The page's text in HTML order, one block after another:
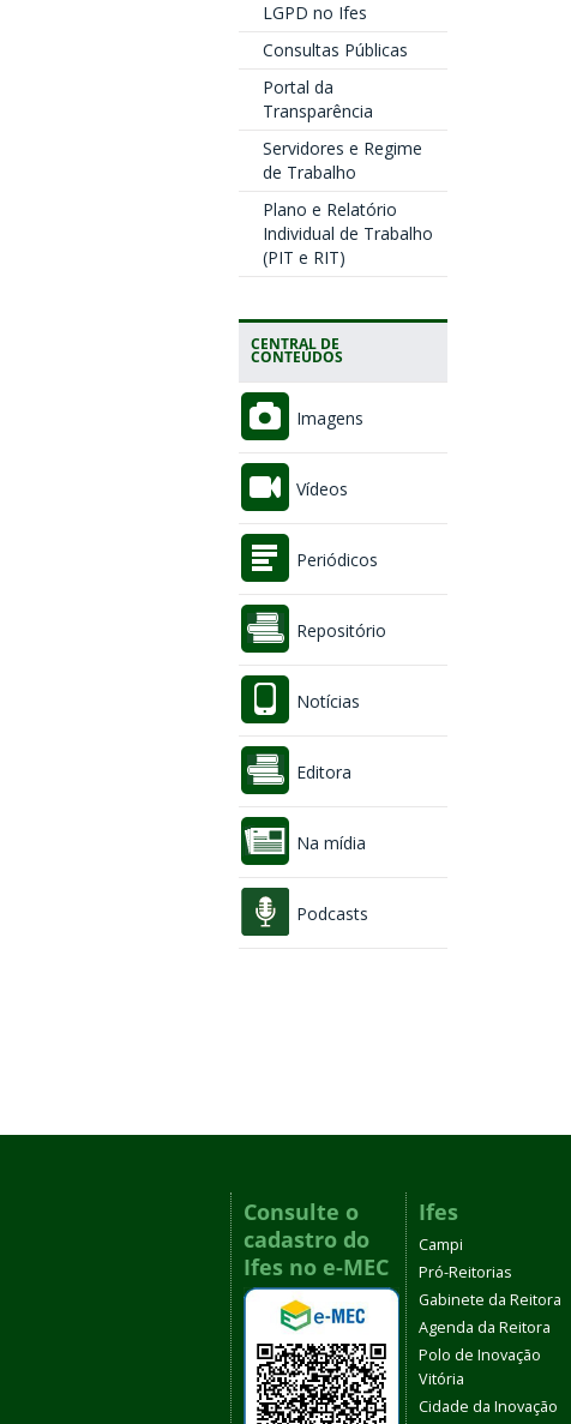
LGPD no Ifes
Consultas Públicas
Portal da
Transparência
Servidores e Regime
de Trabalho
Plano e Relatório
Individual de Trabalho
(PIT e RIT)
CENTRAL DE
CONTEÚDOS
Imagens
Vídeos
Periódicos
Repositório
Notícias
Editora
Na mídia
Podcasts
Consulte o
cadastro do
Ifes no e-MEC
Ifes
Campi
Pró-Reitorias
Gabinete da Reitora
Agenda da Reitora
Polo de Inovação
Vitória
Cidade da Inovação